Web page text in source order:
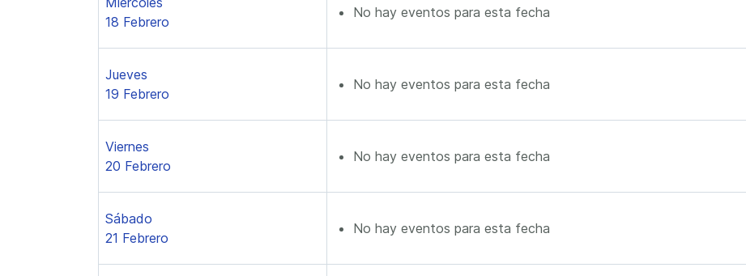
18 Febrero
No hay eventos para esta fecha
Jueves
19 Febrero
No hay eventos para esta fecha
Viernes
20 Febrero
No hay eventos para esta fecha
Sábado
21 Febrero
No hay eventos para esta fecha